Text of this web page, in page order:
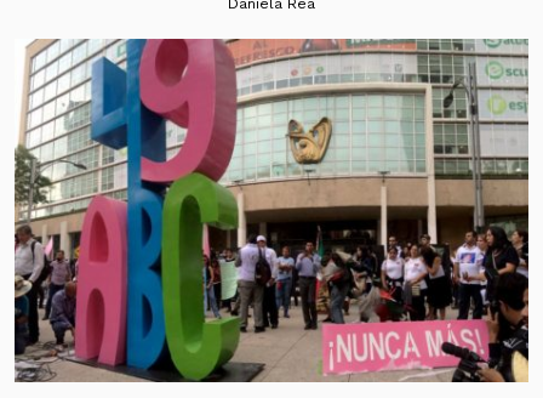
Daniela Rea